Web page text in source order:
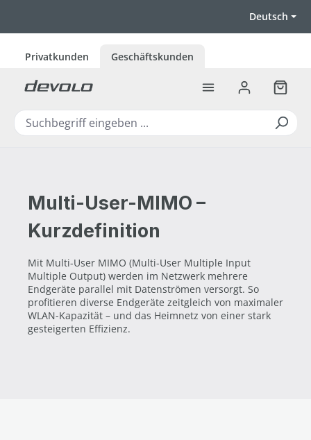
Deutsch
Privatkunden Geschäftskunden
Multi-User-MIMO –
Kurzdefinition
Mit Multi-User MIMO (Multi-User Multiple Input
Multiple Output) werden im Netzwerk mehrere
Endgeräte parallel mit Datenströmen versorgt. So
profitieren diverse Endgeräte zeitgleich von maximaler
WLAN-Kapazität – und das Heimnetz von einer stark
gesteigerten Effizienz.